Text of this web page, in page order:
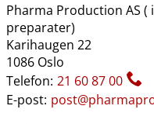
Pharma Production AS
preparater)
Karihaugen 22
1086 Oslo
Telefon: 21 60 87 00
E-post: